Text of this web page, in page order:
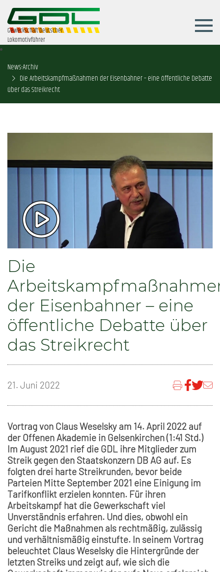
Gewerkschaft Deutscher
Lokomotivführer
News-Archiv
Die Arbeitskampfmaßnahmen der Eisenbahner – eine öffentliche Debatte
über das Streikrecht
Die
der Eisenbahner – eine
öffentliche Debatte über
das Streikrecht
21. Juni 2022
Vortrag von Claus Weselsky am 14. April 2022 auf
der Offenen Akademie in Gelsenkirchen (1:41 Std.)
Im August 2021 rief die GDL ihre Mitglieder zum
Streik gegen den Staatskonzern DB AG auf. Es
folgten drei harte Streikrunden, bevor beide
Parteien Mitte September 2021 eine Einigung im
Tarifkonflikt erzielen konnten. Für ihren
Arbeitskampf hat die Gewerkschaft viel
Unverständnis erfahren. Und dies, obwohl ein
Gericht die Maßnahmen als rechtmäßig, zulässig
und verhältnismäßig einstufte. In seinem Vortrag
beleuchtet Claus Weselsky die Hintergründe der
letzten Streiks und zeigt auf, wie sich die